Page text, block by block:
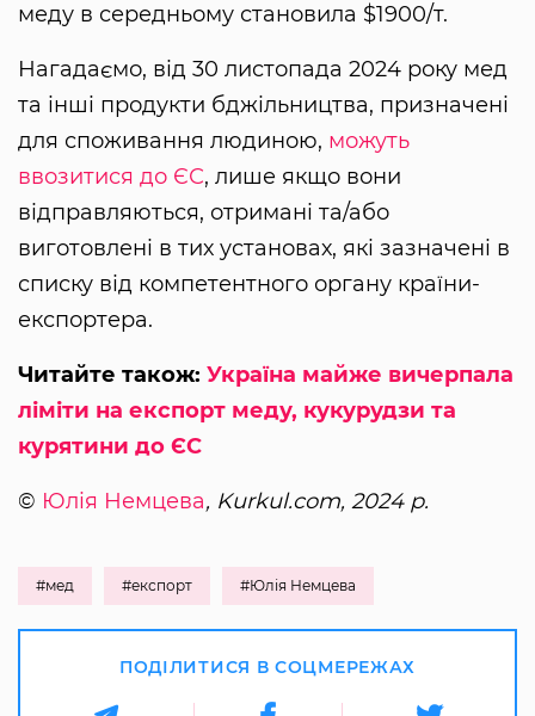
меду в середньому становила $1900/т.
Нагадаємо, від 30 листопада 2024 року мед
та інші продукти бджільництва, призначені
для споживання людиною, можуть
ввозитися до ЄС, лише якщо вони
відправляються, отримані та/або
виготовлені в тих установах, які зазначені в
списку від компетентного органу країни-
експортера.
Читайте також: Україна майже вичерпала
ліміти на експорт меду, кукурудзи та
курятини до ЄС
© Юлія Немцева, Kurkul.com, 2024 р.
#мед #експорт #Юлія Немцева
ПОДІЛИТИСЯ В СОЦМЕРЕЖАХ